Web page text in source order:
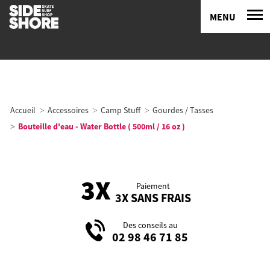
MENU
Accueil Accessoires Camp Stuff
Gourdes / Tasses
Bouteille d'eau - Water Bottle ( 500ml / 16 oz )
Paiement
3X SANS FRAIS
Des conseils au
02 98 46 71 85